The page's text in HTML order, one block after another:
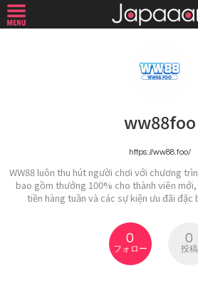
ww88foo
https://ww88.foo/
WW88 luôn thu hút người chơi với chương
bao gồm thưởng 100% cho thành viên
tiền hàng tuần và các sự kiện ưu đãi đặc
0
フォロー
0
投稿